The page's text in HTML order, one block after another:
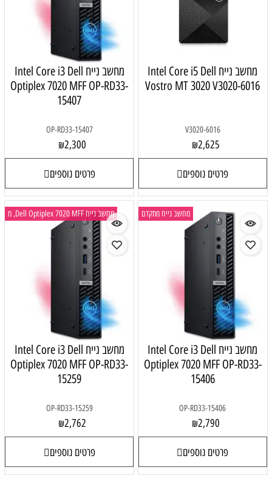
מחשב נייח Intel Core i5 Dell
Vostro MT 3020 V3020-6016
V3020-6016
₪2,625
פרטים נוספים
מחשב נייח Intel Core i3 Dell
Optiplex 7020 MFF OP-RD33-
15407
OP-RD33-15407
₪2,300
פרטים נוספים
מחשב נייח מתקדם
מחשב נייח Intel Core i3 Dell
Optiplex 7020 MFF OP-RD33-
15406
OP-RD33-15406
₪2,790
פרטים נוספים
מחשב נייח Dell Optiplex 7020 MFF, מ
מחשב נייח Intel Core i3 Dell
Optiplex 7020 MFF OP-RD33-
15259
OP-RD33-15259
₪2,762
פרטים נוספים